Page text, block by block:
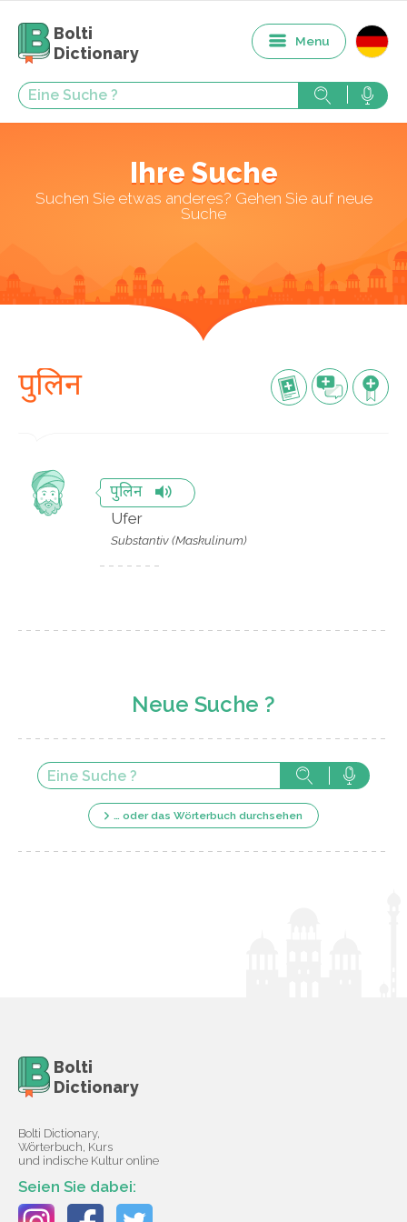
Bolti
Dictionary
Menu
Ihre Suche
Suchen Sie etwas anderes? Gehen Sie auf neue
Suche
पुलिन
पुलिन
Ufer
Substantiv (Maskulinum)
Neue Suche ?
… oder das Wörterbuch durchsehen
Bolti
Dictionary
Bolti Dictionary,
Wörterbuch, Kurs
und indische Kultur online
Seien Sie dabei: